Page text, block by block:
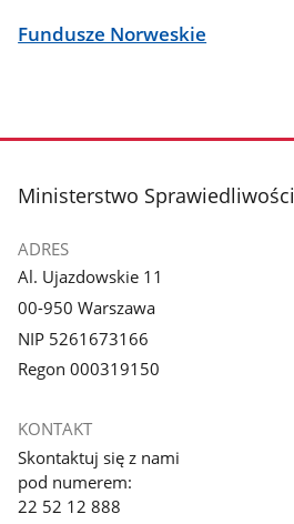
Fundusze Norweskie
stopka
Ministerstwo Sprawiedliwości
ADRES
Al. Ujazdowskie 11
00-950 Warszawa
NIP 5261673166
Regon 000319150
KONTAKT
Skontaktuj się z nami
pod numerem:
22 52 12 888